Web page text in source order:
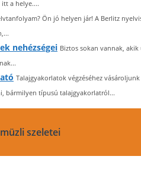
a helye....
Ön jó helyen jár! A Berlitz
nehézségei Biztos sokan vannak,
Talajgyakorlatok végzéséhez
bármilyen típusú talajgyakorlatról...
szeletei